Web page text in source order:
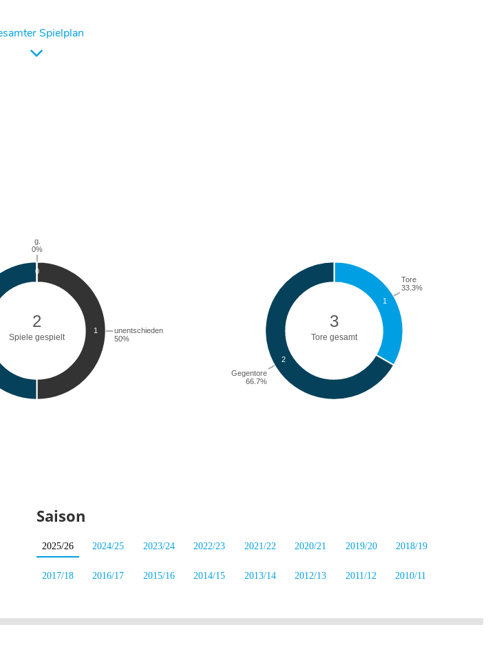
Spielplan
Saison
2025/26 2024/25 2023/24 2022/23 2021/22 2020/21 2019/20 2018/19
2017/18 2016/17 2015/16 2014/15 2013/14 2012/13 2011/12 2010/11